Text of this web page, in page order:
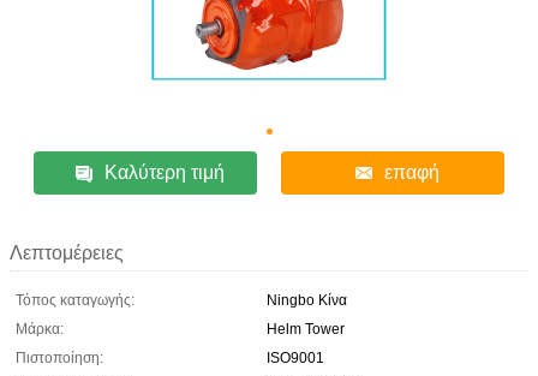
Καλύτερη τιμή επαφή
Λεπτομέρειες
Τόπος καταγωγής:
Ningbo Κίνα
Μάρκα:
Helm Tower
Πιστοποίηση:
ISO9001